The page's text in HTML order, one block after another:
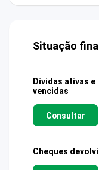
Situação
Dívidas ativas e
vencidas
Consultar
Cheques